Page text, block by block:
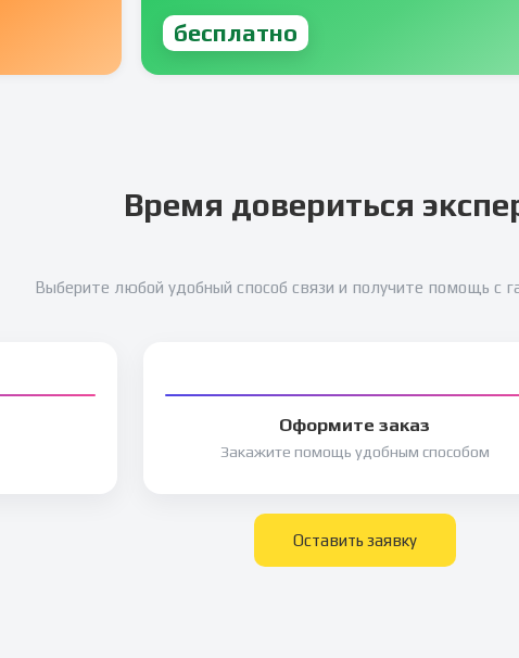
бесплатно
Время довериться
Выберите любой удобный способ связи и получите помощь с
Оформите заказ
Закажите помощь удобным способом
Оставить заявку